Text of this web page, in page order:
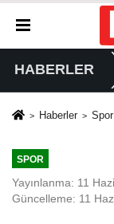
HABERLER
Haberler Spor
SPOR
Yayınlanma: 11
Güncelleme: 11